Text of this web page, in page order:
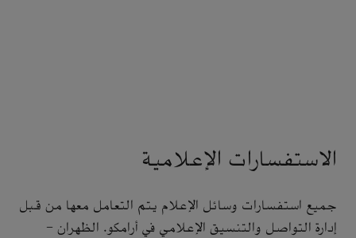
الاستفسارات الإعلامية
جميع استفسارات وسائل الإعلام يتم التعامل معها من قبل
إدارة التواصل والتنسيق الإعلامي في أرامكو. الظهران -